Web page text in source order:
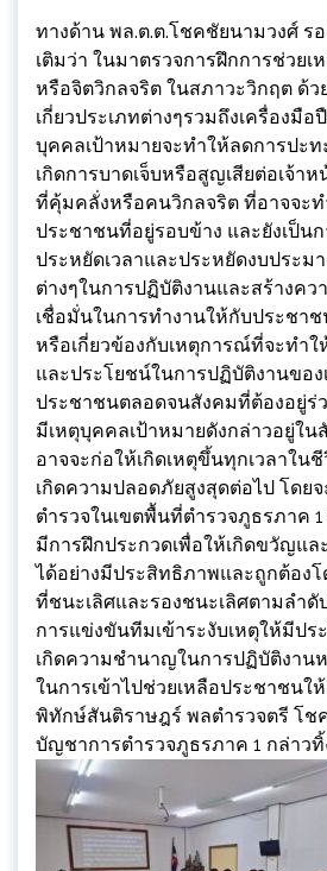
ทางด้าน พล.ต.ต.โชคชัยนามวงศ์ รอ
เติมว่า ในมาตรวจการฝึกการช่วย
หรือจิตวิกลจริต ในสภาวะวิกฤต ด้ว
เกี่ยวประเภทต่างๆรวมถึงเครื่องมื
บุคคลเป้าหมายจะทำให้ลดการปะท
เกิดการบาดเจ็บหรือสูญเสียต่อเจ้า
ที่คุ้มคลั่งหรือคนวิกลจริต ที่อาจจะ
ประชาชนที่อยู่รอบข้าง และยังเป็นก
ประหยัดเวลาและประหยัดงบประ
ต่างๆในการปฏิบัติงานและสร้างค
เชื่อมั่นในการทำงานให้กับประชา
หรือเกี่ยวข้องกับเหตุการณ์ที่จะทำ
และประโยชน์ในการปฏิบัติงานของ
ประชาชนตลอดจนสังคมที่ต้องอยู่ร่
มีเหตุบุคคลเป้าหมายดังกล่าวอยู่ใน
อาจจะก่อให้เกิดเหตุขึ้นทุกเวลาใน
เกิดความปลอดภัยสูงสุดต่อไป โดย
ตำรวจในเขตพื้นที่ตำรวจภูธรภาค
มีการฝึกประกวดเพื่อให้เกิดขวัญแล
ได้อย่างมีประสิทธิภาพและถูกต้องโ
ที่ชนะเลิศและรองชนะเลิศตามลำดั
การแข่งขันทีมเข้าระงับเหตุให้มีป
เกิดความชำนาญในการปฏิบัติงาน
ในการเข้าไปช่วยเหลือประชาชนใ
พิทักษ์สันติราษฎร์ พลตำรวจตรี โช
บัญชาการตำรวจภูธรภาค 1 กล่าว